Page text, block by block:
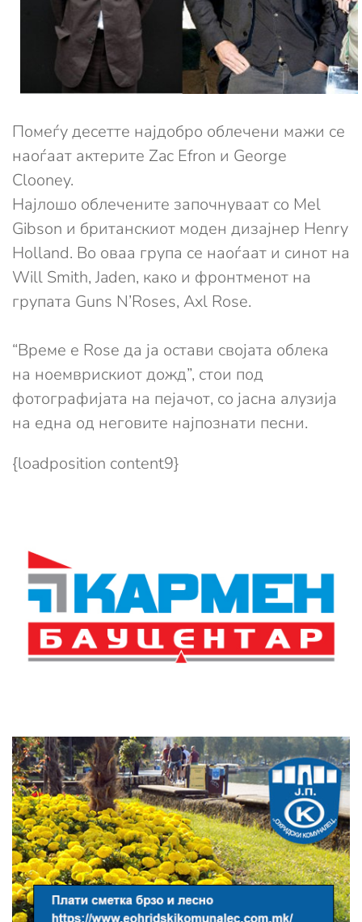
Помеѓу десетте најдобро облечени мажи се
наоѓаат актерите Zac Efron и George
Clooney.
Најлошо облечените започнуваат со Mel
Gibson и британскиот моден дизајнер Henry
Holland. Во оваа група се наоѓаат и синот на
Will Smith, Jaden, како и фронтменот на
групата Guns N’Roses, Axl Rose.
“Време е Rose да ја остави својата облека
на ноемврискиот дожд”, стои под
фотографијата на пејачот, со јасна алузија
на една од неговите најпознати песни.
{loadposition content9}